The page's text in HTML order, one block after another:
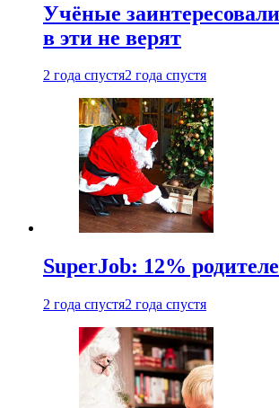
Учёные
в эти не верят
2 года спустя2 года спустя
SuperJob: 12%
2 года спустя2 года спустя